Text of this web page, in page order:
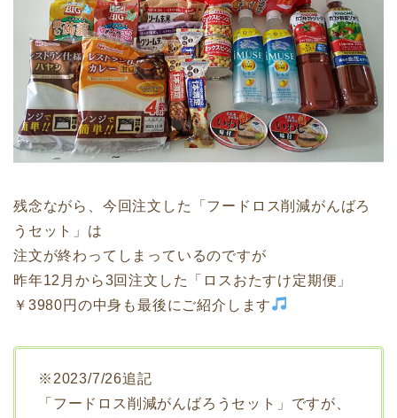
残念ながら、今回注文した「フードロス削減がんばろ
うセット」は
注文が終わってしまっているのですが
昨年12月から3回注文した「ロスおたすけ定期便」
￥3980円の中身も最後にご紹介します
※2023/7/26追記
「フードロス削減がんばろうセット」ですが、